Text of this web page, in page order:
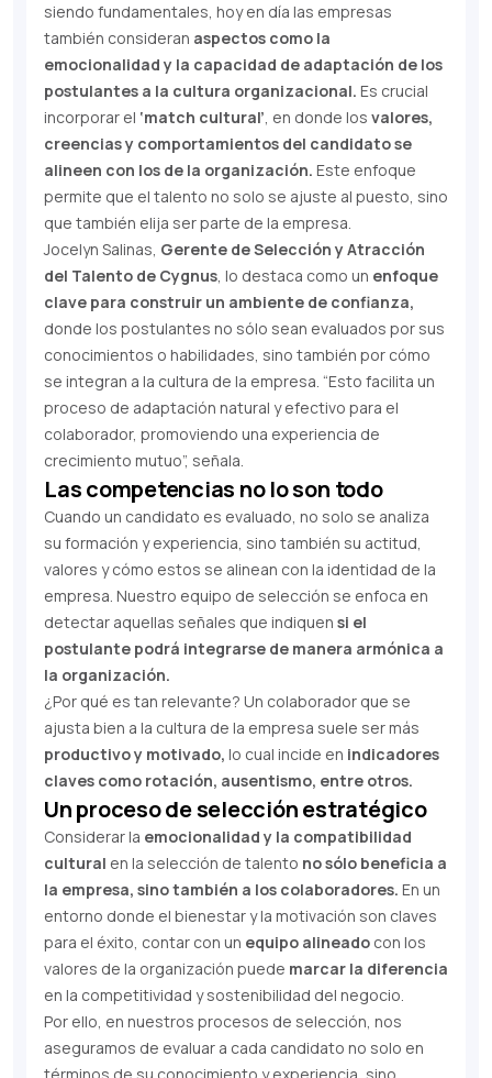
siendo fundamentales, hoy en día las empresas
también consideran aspectos como la
emocionalidad y la capacidad de adaptación de los
postulantes a la cultura organizacional. Es crucial
incorporar el ‘match cultural’, en donde los valores,
creencias y comportamientos del candidato se
alineen con los de la organización. Este enfoque
permite que el talento no solo se ajuste al puesto, sino
que también elija ser parte de la empresa.
Jocelyn Salinas, Gerente de Selección y Atracción
del Talento de Cygnus, lo destaca como un enfoque
clave para construir un ambiente de confianza,
donde los postulantes no sólo sean evaluados por sus
conocimientos o habilidades, sino también por cómo
se integran a la cultura de la empresa. “Esto facilita un
proceso de adaptación natural y efectivo para el
colaborador, promoviendo una experiencia de
crecimiento mutuo”, señala.
Las competencias no lo son todo
Cuando un candidato es evaluado, no solo se analiza
su formación y experiencia, sino también su actitud,
valores y cómo estos se alinean con la identidad de la
empresa. Nuestro equipo de selección se enfoca en
detectar aquellas señales que indiquen si el
postulante podrá integrarse de manera armónica a
la organización.
¿Por qué es tan relevante? Un colaborador que se
ajusta bien a la cultura de la empresa suele ser más
productivo y motivado, lo cual incide en indicadores
claves como rotación, ausentismo, entre otros.
Un proceso de selección estratégico
Considerar la emocionalidad y la compatibilidad
cultural en la selección de talento no sólo beneficia a
la empresa, sino también a los colaboradores. En un
entorno donde el bienestar y la motivación son claves
para el éxito, contar con un equipo alineado con los
valores de la organización puede marcar la diferencia
en la competitividad y sostenibilidad del negocio.
Por ello, en nuestros procesos de selección, nos
aseguramos de evaluar a cada candidato no solo en